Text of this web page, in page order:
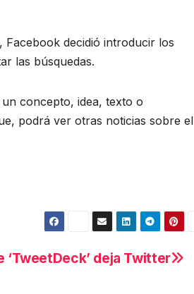
Facebook decidió introducir los
las búsquedas.
concepto, idea, texto o
podrá ver otras noticias sobre el
‘TweetDeck’ deja Twitter